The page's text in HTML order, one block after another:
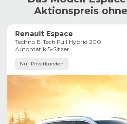
Aktionspreis
Renault Espace
Techno E-Tech Full Hybrid 200
Automatik 5-Sitzer
Nur Privatkunden